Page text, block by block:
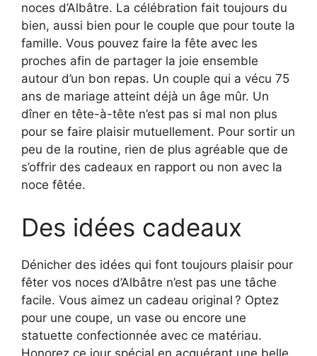
noces d’Albâtre. La célébration fait toujours du
bien, aussi bien pour le couple que pour toute la
famille. Vous pouvez faire la fête avec les
proches afin de partager la joie ensemble
autour d’un bon repas. Un couple qui a vécu 75
ans de mariage atteint déjà un âge mûr. Un
dîner en tête-à-tête n’est pas si mal non plus
pour se faire plaisir mutuellement. Pour sortir un
peu de la routine, rien de plus agréable que de
s’offrir des cadeaux en rapport ou non avec la
noce fêtée.
Des idées cadeaux
Dénicher des idées qui font toujours plaisir pour
fêter vos noces d’Albâtre n’est pas une tâche
facile. Vous aimez un cadeau original ? Optez
pour une coupe, un vase ou encore une
statuette confectionnée avec ce matériau.
Honorez ce jour spécial en acquérant une belle